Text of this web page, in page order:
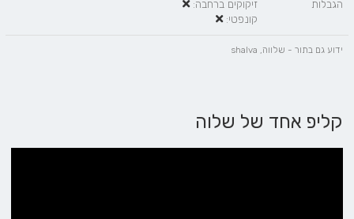
הגבלות
זיקוקים ברחבה:
קונפטי:
ידוע גם בתור - שלווה, shalva
קליפ אחד של שלוה